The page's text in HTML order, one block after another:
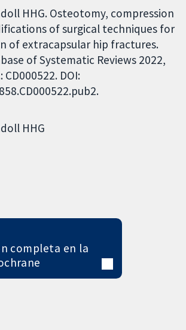
HHG. Osteotomy, compression
of surgical techniques for
of extracapsular hip fractures.
of Systematic Reviews 2022,
CD000522. DOI:
HHG
completa en la